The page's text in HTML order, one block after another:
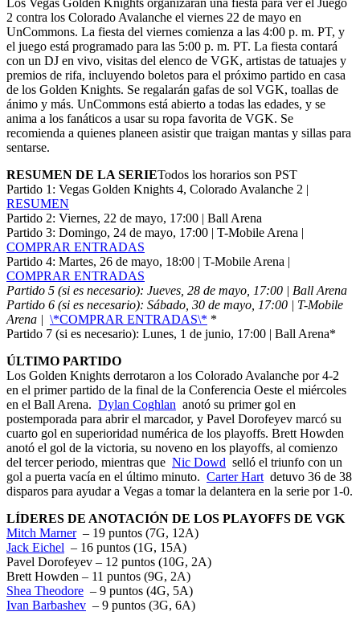
2 contra los Colorado Avalanche el viernes 22 de mayo en
UnCommons. La fiesta del viernes comienza a las 4:00 p. m. PT, y
el juego está programado para las 5:00 p. m. PT. La fiesta contará
con un DJ en vivo, visitas del elenco de VGK, artistas de tatuajes y
premios de rifa, incluyendo boletos para el próximo partido en casa
de los Golden Knights. Se regalarán gafas de sol VGK, toallas de
ánimo y más. UnCommons está abierto a todas las edades, y se
anima a los fanáticos a usar su ropa favorita de VGK. Se
recomienda a quienes planeen asistir que traigan mantas y sillas para
sentarse.
RESUMEN DE LA SERIETodos los horarios son PST
Partido 1: Vegas Golden Knights 4, Colorado Avalanche 2 |
RESUMEN
Partido 2: Viernes, 22 de mayo, 17:00 | Ball Arena
Partido 3: Domingo, 24 de mayo, 17:00 | T-Mobile Arena |
COMPRAR ENTRADAS
Partido 4: Martes, 26 de mayo, 18:00 | T-Mobile Arena |
COMPRAR ENTRADAS
Partido 5 (si es necesario): Jueves, 28 de mayo, 17:00 | Ball Arena
Partido 6 (si es necesario): Sábado, 30 de mayo, 17:00 | T-Mobile
Arena | \*COMPRAR ENTRADAS\* *
Partido 7 (si es necesario): Lunes, 1 de junio, 17:00 | Ball Arena*
ÚLTIMO PARTIDO
Los Golden Knights derrotaron a los Colorado Avalanche por 4-2
en el primer partido de la final de la Conferencia Oeste el miércoles
en el Ball Arena. Dylan Coghlan anotó su primer gol en
postemporada para abrir el marcador, y Pavel Dorofeyev marcó su
cuarto gol en superioridad numérica de los playoffs. Brett Howden
anotó el gol de la victoria, su noveno en los playoffs, al comienzo
del tercer periodo, mientras que Nic Dowd selló el triunfo con un
gol a puerta vacía en el último minuto. Carter Hart detuvo 36 de 38
disparos para ayudar a Vegas a tomar la delantera en la serie por 1-0.
LÍDERES DE ANOTACIÓN DE LOS PLAYOFFS DE VGK
​​Mitch Marner– 19 puntos (7G, 12A)
Jack Eichel – 16 puntos (1G, 15A)
Pavel Dorofeyev – 12 puntos (10G, 2A)
Brett Howden – 11 puntos (9G, 2A)
Shea Theodore – 9 puntos (4G, 5A)
Ivan Barbashev – 9 puntos (3G, 6A)